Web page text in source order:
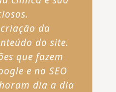
da
do site.
que fazem
e no SEO
dia a dia